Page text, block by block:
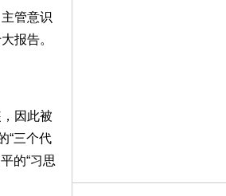
管意识
报告。
因此被
“三个代
的“习思